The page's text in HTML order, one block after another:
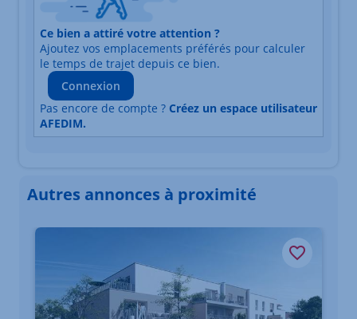
Nature du lieu
Adresse
Durée du trajet en voiture
Durée du trajet en
Ce bien a attiré votre attention ?
Ajoutez vos emplacements préférés pour calculer
le temps de trajet depuis ce bien.
Connexion
Pas encore de compte ? Créez un espace utilisateur
AFEDIM.
Autres annonces à proximité
Élément 1 sur 3